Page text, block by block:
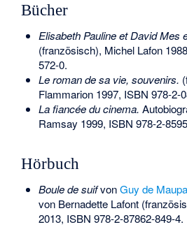
Bücher
Elisabeth Pauline et David Mes
(französisch), Michel Lafon
572-0.
Le roman de sa vie, souvenirs.
Flammarion 1997, ISBN 978-2-
La fiancée du cinema.
Ramsay 1999, ISBN 978-2-
Hörbuch
Boule de suifvonGuy de
von Bernadette Lafont
2013, ISBN 978-2-87862-849-4.